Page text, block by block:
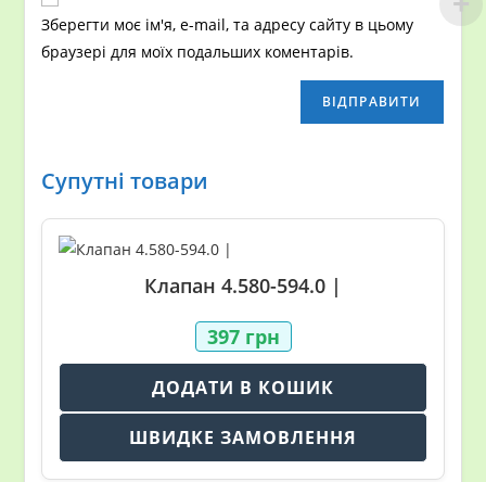
Зберегти моє ім'я, e-mail, та адресу сайту в цьому
браузері для моїх подальших коментарів.
Супутні товари
Клапан 4.580-594.0 |
397 грн
ДОДАТИ В КОШИК
ШВИДКЕ ЗАМОВЛЕННЯ